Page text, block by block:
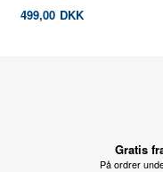
499,00 DKK
Gratis
På ordrer